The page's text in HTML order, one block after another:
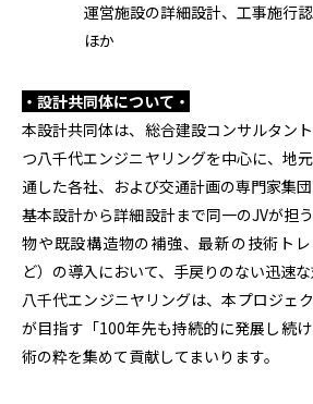
運営施設の詳細設計、工事施行
ほか
・設計共同体について・
本設計共同体は、総合建設コンサルタン
つ八千代エンジニヤリングを中心に、地
通した各社、および交通計画の専門家集団
基本設計から詳細設計まで同一のJVが担
物や既設構造物の補強、最新の技術ト
ど）の導入において、手戻りのない迅速な
八千代エンジニヤリングは、本プロジェ
が目指す「100年先も持続的に発展し続
術の粋を集めて貢献してまいります。